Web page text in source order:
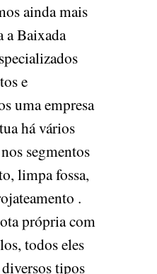
ainda mais
a Baixada
e
uma empresa
há vários
segmentos
limpa fossa,
.
própria com
todos eles
tipos